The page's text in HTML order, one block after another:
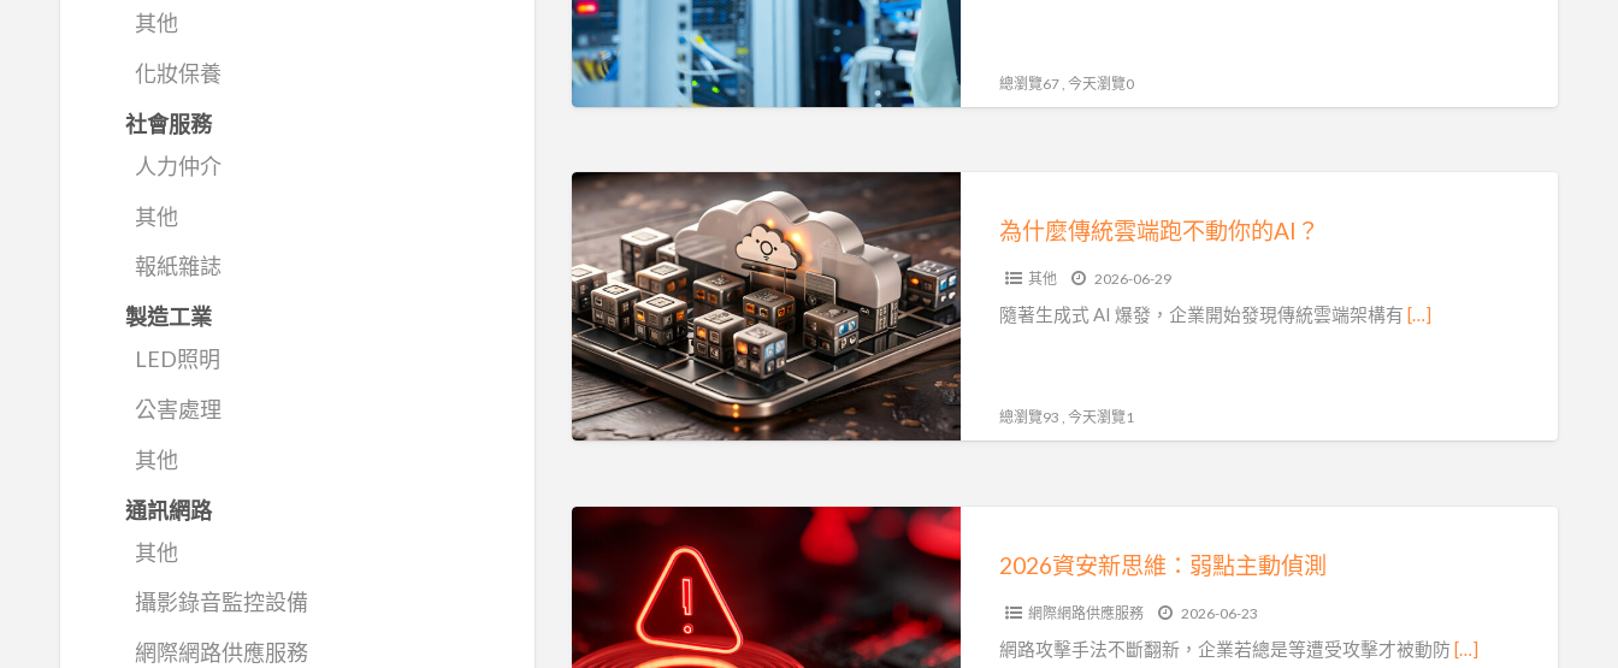
其他
化妝保養
社會服務
人力仲介
其他
報紙雜誌
製造工業
LED照明
公害處理
其他
通訊網路
其他
攝影錄音監控設備
網際網路供應服務
試
試
一
站
資
訊
委
外
總瀏覽67 , 今天瀏覽0
為
什
麼
傳
統
雲
端
跑
不
你
AI？
為什麼傳統雲端跑不動你的AI？
其他 2026-06-29
隨著生成式 AI 爆發，企業開始發現傳統雲端架構有 […]
總瀏覽93 , 今天瀏覽1
2026
安
思
2026資安新思維：弱點主動偵測
網際網路供應服務 2026-06-23
網路攻擊手法不斷翻新，企業若總是等遭受攻擊才被動防 […]